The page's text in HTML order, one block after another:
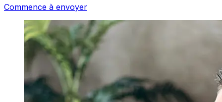
Commence à envoyer